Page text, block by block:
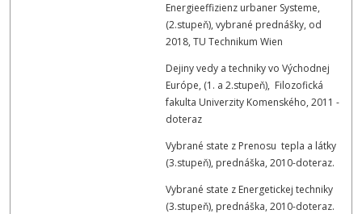
Energieeffizienz urbaner Systeme,
(2.stupeň), vybrané prednášky, od
2018, TU Technikum Wien
Dejiny vedy a techniky vo Východnej
Európe, (1. a 2.stupeň), Filozofická
fakulta Univerzity Komenského, 2011 -
doteraz
Vybrané state z Prenosu tepla a látky
(3.stupeň), prednáška, 2010-doteraz.
Vybrané state z Energetickej techniky
(3.stupeň), prednáška, 2010-doteraz.